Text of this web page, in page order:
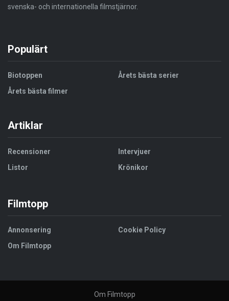
svenska- och internationella filmstjärnor.
Populärt
Biotoppen
Årets bästa filmer
Årets bästa serier
Artiklar
Recensioner
Listor
Intervjuer
Krönikor
Filmtopp
Annonsering
Om Filmtopp
Cookie Policy
Om Filmtopp